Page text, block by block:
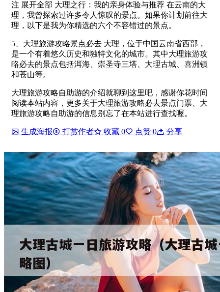
注 展开全部 大理之行：我的亲身体验与推荐 在云南的大
理，我曾探索过许多令人惊叹的景点。如果你计划前往大
理，以下是我为你精选的六个不容错过的景点。
5、大理旅游攻略景点必去 大理，位于中国云南省西部，
是一个有着悠久历史和独特文化的城市。其中大理旅游攻
略必去的景点包括洱海、崇圣寺三塔、大理古城、喜洲镇
和苍山等。
大理旅游攻略自助游的介绍就聊到这里吧，感谢你花时间
阅读本站内容，更多关于大理旅游攻略必去景点门票、大
理旅游攻略自助游的信息别忘了在本站进行查找喔。
生成海报 打赏作者 收藏 0 点赞 0 分享